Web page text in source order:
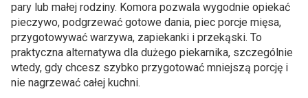
pary lub małej rodziny. Komora pozwala wygodnie opiekać
pieczywo, podgrzewać gotowe dania, piec porcje mięsa,
przygotowywać warzywa, zapiekanki i przekąski. To
praktyczna alternatywa dla dużego piekarnika, szczególnie
wtedy, gdy chcesz szybko przygotować mniejszą porcję i
nie nagrzewać całej kuchni.